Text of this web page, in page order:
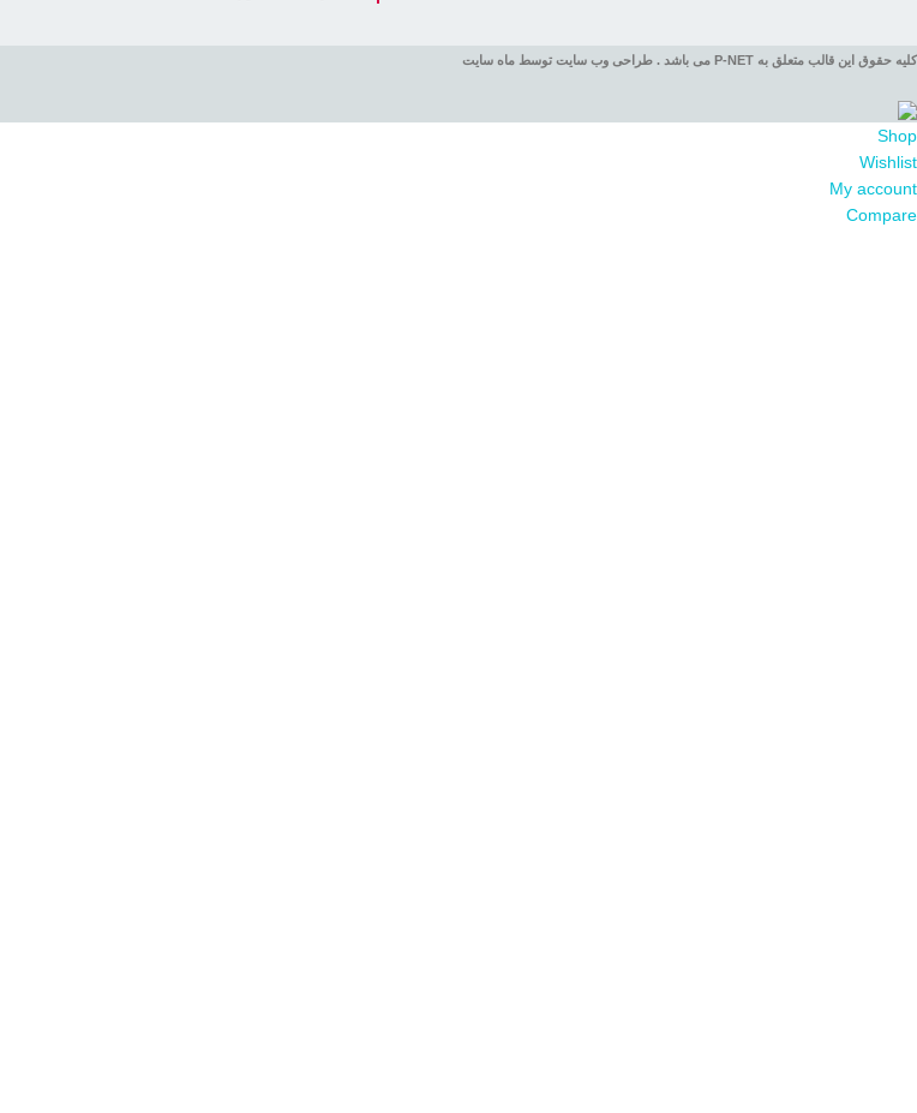
کلیه حقوق این قالب متعلق به P-NET می باشد . طراحی وب سایت توسط ماه سایت
Shop
Wishlist
My account
Compare